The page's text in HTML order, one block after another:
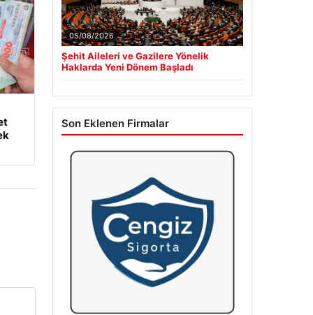
05/08/2026
Şehit Aileleri ve Gazilere Yönelik
Haklarda Yeni Dönem Başladı
Son Eklenen Firmalar